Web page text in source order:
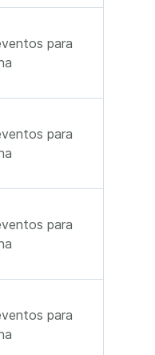
para
para
para
para